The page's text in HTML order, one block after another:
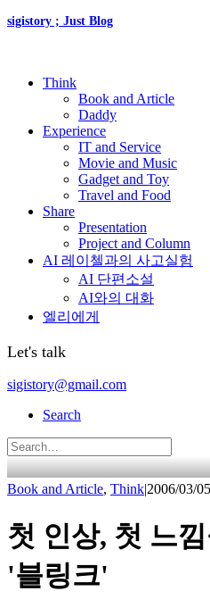
sigistory ; Just Blog
Think
Book and Article
Daddy
Experience
IT and Service
Movie and Music
Gadget and Toy
Travel and Food
Share
Presentation
Project and Column
AI 레이첼과의 사고실험
AI 단편소설
AI와의 대화
엘리에게
Let's talk
sigistory@gmail.com
Search
Book and Article, Think|2006/03/05
첫 인상, 첫 느
'블링크'